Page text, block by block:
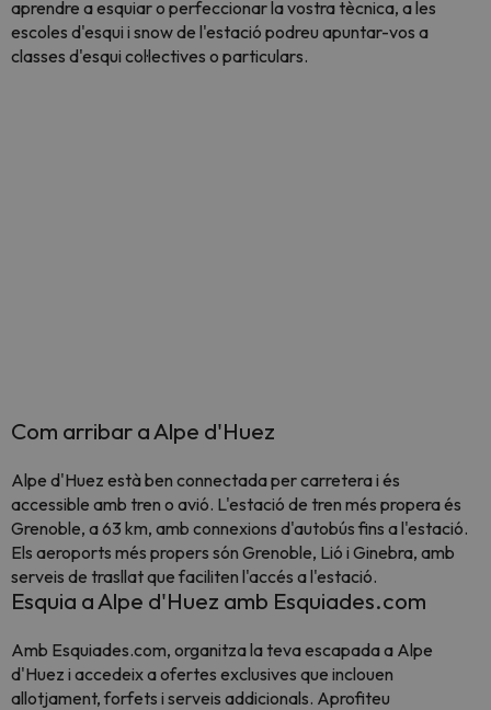
aprendre a esquiar o perfeccionar la vostra tècnica, a les
escoles d'esqui i snow de l'estació podreu apuntar-vos a
classes d'esqui col·lectives o particulars.
Com arribar a Alpe d'Huez
Alpe d'Huez està ben connectada per carretera i és
accessible amb tren o avió. L'estació de tren més propera és
Grenoble, a 63 km, amb connexions d'autobús fins a l'estació.
Els aeroports més propers són Grenoble, Lió i Ginebra, amb
serveis de trasllat que faciliten l'accés a l'estació.
Esquia a Alpe d'Huez amb Esquiades.com
Amb Esquiades.com, organitza la teva escapada a Alpe
d'Huez i accedeix a ofertes exclusives que inclouen
allotjament, forfets i serveis addicionals. Aprofiteu